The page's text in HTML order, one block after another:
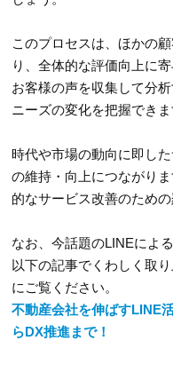
このプロセスは、ほかの
り、全体的な評価向上に
お客様の声を収集して分
ニーズの変化を把握できま
時代や市場の動向に即し
の維持・向上につながり
的なサービス改善のため
なお、今話題のLINEによ
以下の記事でくわしく取
にご覧ください。
不動産会社を伸ばすLINE
らDX推進まで！